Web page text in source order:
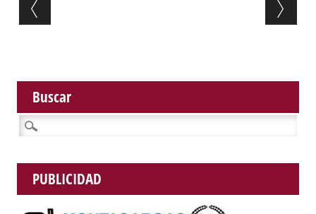
Buscar
Buscar:
PUBLICIDAD